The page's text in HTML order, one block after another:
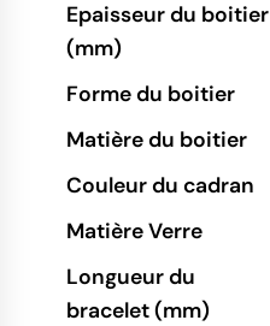
Epaisseur du boitier
(mm)
Forme du boitier
Matière du boitier
Couleur du cadran
Matière Verre
Longueur du
bracelet (mm)